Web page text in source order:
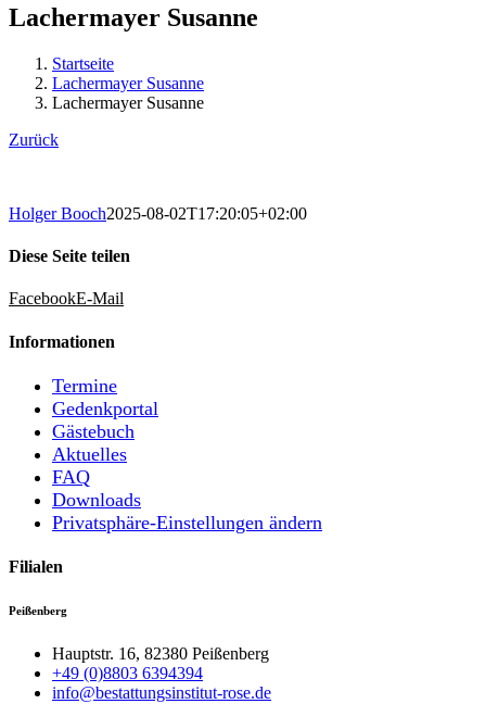
Lachermayer Susanne
Startseite
Lachermayer Susanne
Lachermayer Susanne
Zurück
Holger Booch2025-08-02T17:20:05+02:00
Diese Seite teilen
FacebookE-Mail
Informationen
Termine
Gedenkportal
Gästebuch
Aktuelles
FAQ
Downloads
Privatsphäre-Einstellungen ändern
Filialen
Peißenberg
Hauptstr. 16, 82380 Peißenberg
+49 (0)8803 6394394
info@bestattungsinstitut-rose.de